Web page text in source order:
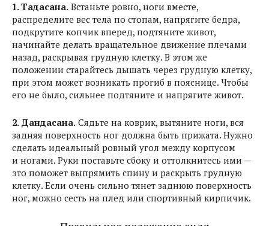
1. Тадасана. Встаньте ровно, ноги вместе,
распределите вес тела по стопам, напрягите бедра,
подкрутите копчик вперед, подтяните живот,
начинайте делать вращательное движение плечами
назад, раскрывая грудную клетку. В этом же
положении старайтесь дышать через грудную клетку,
при этом может возникать прогиб в пояснице. Чтобы
его не было, сильнее подтяните и напрягите живот.
2. Дандасана. Сядьте на коврик, вытяните ноги, вся
задняя поверхность ног должна быть прижата. Нужно
сделать идеальный ровный угол между корпусом
и ногами. Руки поставьте сбоку и оттолкнитесь ими —
это поможет выпрямить спину и раскрыть грудную
клетку. Если очень сильно тянет заднюю поверхность
ног, можно сесть на плед или спортивный кирпичик.